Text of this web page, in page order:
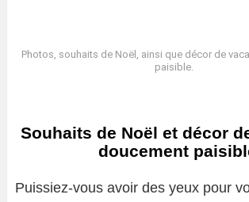
Photos, souhaits de Noël, ainsi que décor de
paisible.
Souhaits de Noël et décor
doucement
Puissiez-vous avoir des yeux pour